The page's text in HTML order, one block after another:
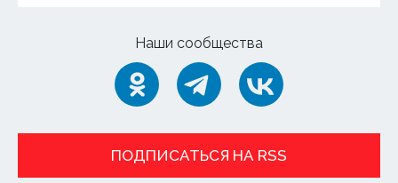
Наши сообщества
ПОДПИСАТЬСЯ НА RSS